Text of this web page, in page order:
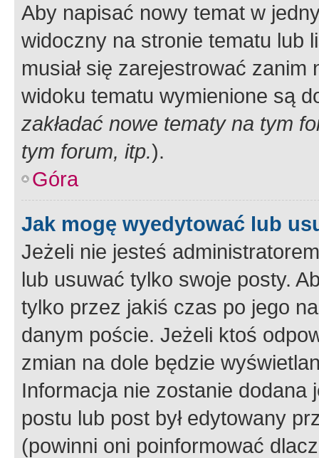
Aby napisać nowy temat w
widoczny na stronie tematu lub
musiał się zarejestrować
widoku tematu wymienione są
zakładać nowe tematy na tym
tym forum, itp.).
Góra
Jak mogę wyedytować lub
Jeżeli nie jesteś
lub usuwać tylko swoje posty.
tylko przez jakiś czas po jego
danym poście. Jeżeli ktoś
zmian na dole będzie
Informacja nie zostanie dodana
postu lub post był edytowany
(powinni oni poinformować